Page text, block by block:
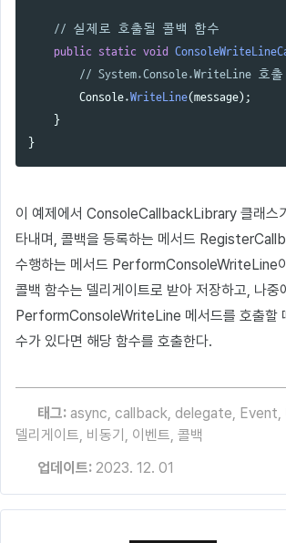
// 실제로 호출될 콜백 함수
public static void
// System.Console.WriteLine 호출
Console.WriteLine(message);
}
}
이 예제에서 ConsoleCallbackLibrary 클래스
타내며, 콜백을 등록하는 메서드
수행하는 메서드 PerformConsoleWriteLine
콜백 함수는 델리게이트로 받아 저장하고, 나중
PerformConsoleWriteLine 메서드를 호출할
수가 있다면 해당 함수를 호출한다.
태그: async, callback, delegate, Event,
델리게이트, 비동기 , 이벤트, 콜백
업데이트: 2023. 12. 01